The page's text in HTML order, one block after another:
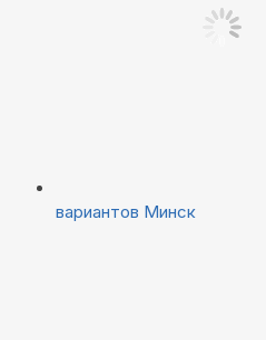
вариантов Минск